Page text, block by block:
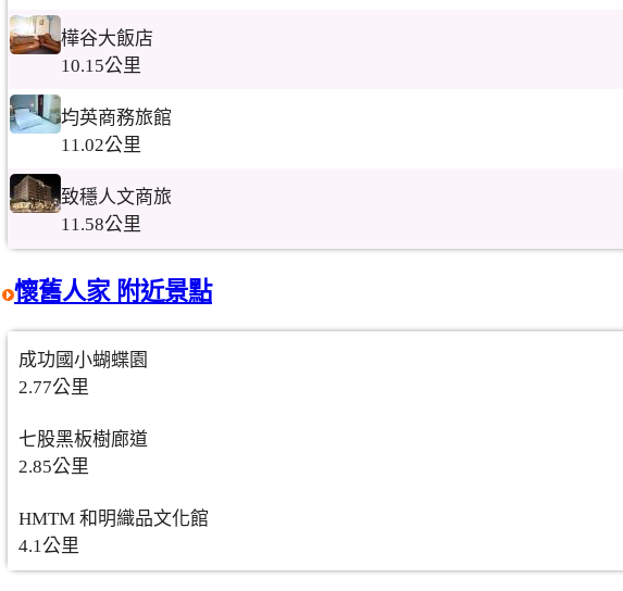
樺谷大飯店
10.15公里
均英商務旅館
11.02公里
致穩人文商旅
11.58公里
懷舊人家 附近景點
成功國小蝴蝶園
2.77公里
七股黑板樹廊道
2.85公里
HMTM 和明織品文化館
4.1公里